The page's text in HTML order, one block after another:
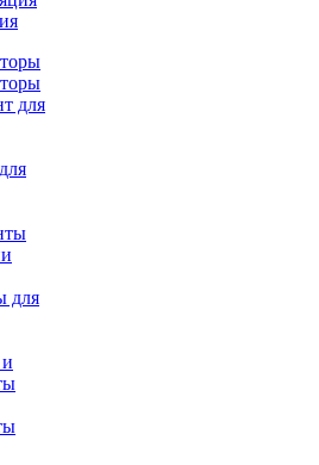
для